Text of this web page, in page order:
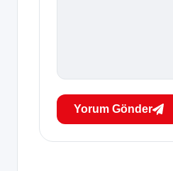
Yorum Gönder